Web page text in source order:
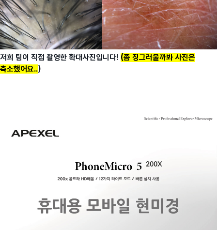
저희 팀이 직접 촬영한 확대사진입니다! (좀 징그러울까봐 사진은
축소했어요..)